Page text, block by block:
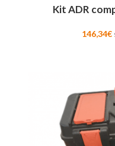
Kit ADR
146,34€